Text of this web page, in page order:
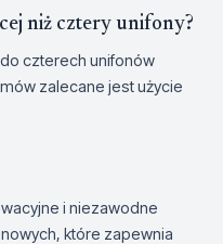
niż cztery unifony?
czterech unifonów
zalecane jest użycie
i niezawodne
które zapewnia